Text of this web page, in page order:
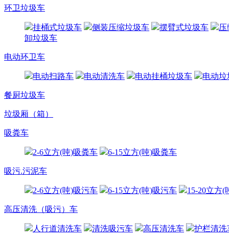
环卫垃圾车
挂桶式垃圾车 侧装压缩垃圾车 摆臂式垃圾车
压
卸垃圾车
电动环卫车
电动扫路车 电动清洗车 电动挂桶垃圾车 电动
餐厨垃圾车
垃圾厢（箱）
吸粪车
2-6立方(吨)吸粪车 6-15立方(吨)吸粪车
吸污.污泥车
2-6立方(吨)吸污车 6-15立方(吨)吸污车 15-20立方(
高压清洗（吸污）车
人行道清洗车 清洗吸污车 高压清洗车 护栏清洗